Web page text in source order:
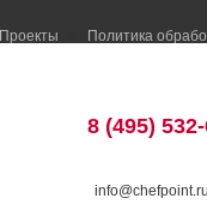
Проекты Политика
8 (495)